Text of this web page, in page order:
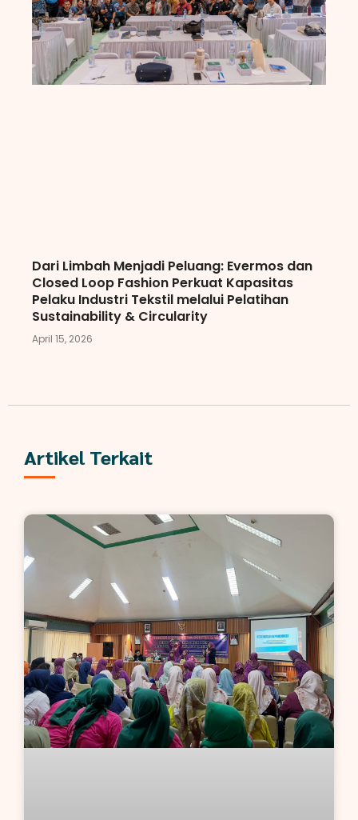
Dari Limbah Menjadi Peluang: Evermos dan
Closed Loop Fashion Perkuat Kapasitas
Pelaku Industri Tekstil melalui Pelatihan
Sustainability & Circularity
April 15, 2026
Artikel Terkait